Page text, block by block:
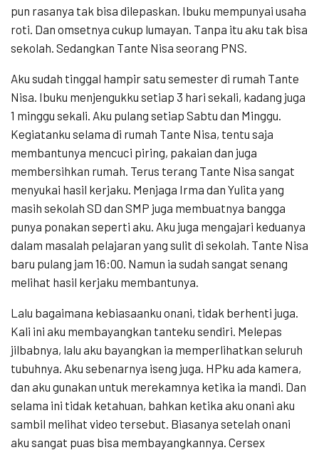
pun rasanya tak bisa dilepaskan. Ibuku mempunyai usaha
roti. Dan omsetnya cukup lumayan. Tanpa itu aku tak bisa
sekolah. Sedangkan Tante Nisa seorang PNS.
Aku sudah tinggal hampir satu semester di rumah Tante
Nisa. Ibuku menjengukku setiap 3 hari sekali, kadang juga
1 minggu sekali. Aku pulang setiap Sabtu dan Minggu.
Kegiatanku selama di rumah Tante Nisa, tentu saja
membantunya mencuci piring, pakaian dan juga
membersihkan rumah. Terus terang Tante Nisa sangat
menyukai hasil kerjaku. Menjaga Irma dan Yulita yang
masih sekolah SD dan SMP juga membuatnya bangga
punya ponakan seperti aku. Aku juga mengajari keduanya
dalam masalah pelajaran yang sulit di sekolah. Tante Nisa
baru pulang jam 16:00. Namun ia sudah sangat senang
melihat hasil kerjaku membantunya.
Lalu bagaimana kebiasaanku onani, tidak berhenti juga.
Kali ini aku membayangkan tanteku sendiri. Melepas
jilbabnya, lalu aku bayangkan ia memperlihatkan seluruh
tubuhnya. Aku sebenarnya iseng juga. HPku ada kamera,
dan aku gunakan untuk merekamnya ketika ia mandi. Dan
selama ini tidak ketahuan, bahkan ketika aku onani aku
sambil melihat video tersebut. Biasanya setelah onani
aku sangat puas bisa membayangkannya. Cersex